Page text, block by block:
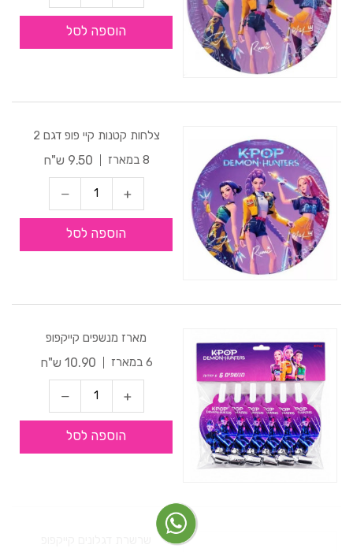
הוספה לסל
צלחות קטנות קיי פופ דגם 2
8 במארז
9.50 ש"ח
הוספה לסל
מארז מנשפים קייקפופ
6 במארז
10.90 ש"ח
הוספה לסל